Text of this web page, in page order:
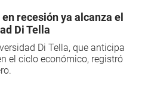
recesión ya alcanza el
Di Tella
Di Tella, que anticipa
el ciclo económico, registró